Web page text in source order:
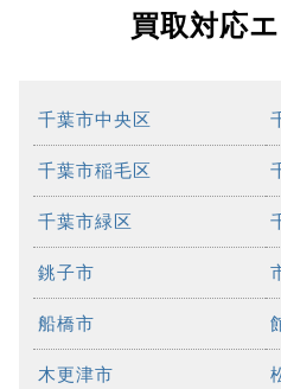
買取対応
千葉市中央区
千葉市稲毛区
千葉市緑区
銚子市
船橋市
木更津市